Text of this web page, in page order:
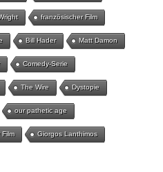
französischer Film
Bill Hader Matt Damon
Comedy-Serie
The Wire Dystopie
our pathetic age
Film Giorgos Lanthimos